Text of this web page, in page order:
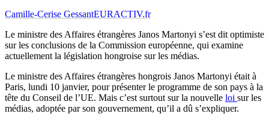
Camille-Cerise GessantEURACTIV.fr
Le ministre des Affaires étrangères Janos Martonyi s’est dit optimiste
sur les conclusions de la Commission européenne, qui examine
actuellement la législation hongroise sur les médias.
Le ministre des Affaires étrangères hongrois Janos Martonyi était à
Paris, lundi 10 janvier, pour présenter le programme de son pays à la
tête du Conseil de l’UE. Mais c’est surtout sur la nouvelle loi sur les
médias, adoptée par son gouvernement, qu’il a dû s’expliquer.